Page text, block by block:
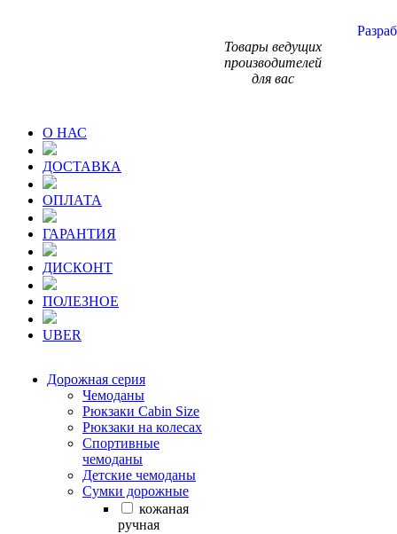
Товары ведущих
производителей
для вас
О НАС
ДОСТАВКА
ОПЛАТА
ГАРАНТИЯ
ДИСКОНТ
ПОЛЕЗНОЕ
UBER
Дорожная серия
Чемоданы
Рюкзаки Сabin Size
Рюкзаки на колесах
Спортивные
чемоданы
Детские чемоданы
Сумки дорожные
кожаная
ручная